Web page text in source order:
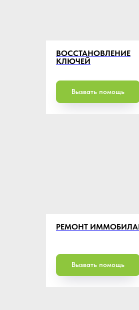
ВОССТАНОВЛЕНИЕ
КЛЮЧЕЙ
Вызвать помощь
РЕМОНТ
Вызвать помощь